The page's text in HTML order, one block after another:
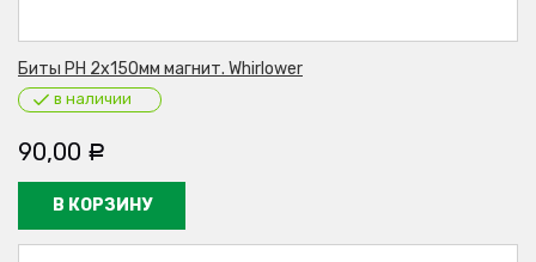
Биты PH 2х150мм магнит. Whirlower
в наличии
90,00 Р
В КОРЗИНУ